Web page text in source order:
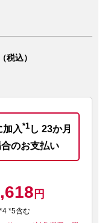
税込）
加入*1 し 23か月
のお支払い
円
*5含む